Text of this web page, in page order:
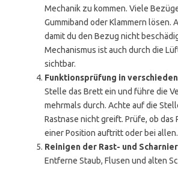
Mechanik zu kommen. Viele
Gummiband oder Klammern lösen.
damit du den Bezug nicht
Mechanismus ist auch durch die
sichtbar.
Funktionsprüfung in
Stelle das Brett ein und führe die
mehrmals durch. Achte auf die
Rastnase nicht greift. Prüfe, ob das
einer Position auftritt oder bei allen.
Reinigen der Rast- und
Entferne Staub, Flusen und alten